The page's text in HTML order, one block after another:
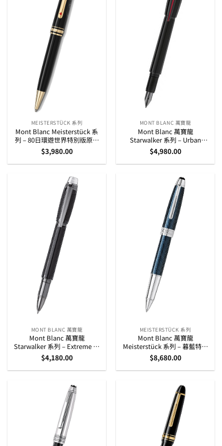
MEISTERSTÜCK 系列
Mont Blanc Meisterstück 系
列 – 80日環遊世界特別版原子
筆 (164)
$3,980.00
MONT BLANC 萬寶龍
Mont Blanc 萬寶龍
Starwalker 系列 – Urban
Speed 14K 金筆咀墨水筆
(112683)
$4,980.00
MONT BLANC 萬寶龍
Mont Blanc 萬寶龍
Starwalker 系列 – Extreme 走
珠筆 (111288)
$4,180.00
MEISTERSTÜCK 系列
Mont Blanc 萬寶龍
Meisterstück 系列 – 暮藍特別
版 LeGrand 粗身走珠筆
(112890)
$8,680.00